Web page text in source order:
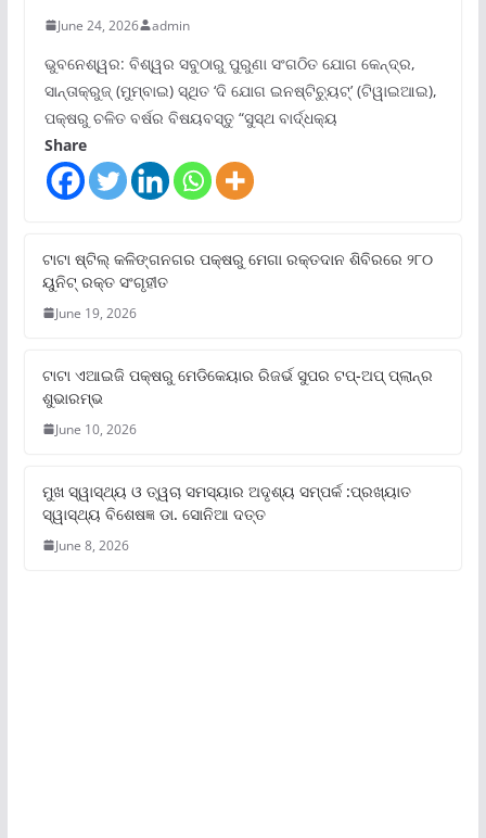
June 24, 2026 admin
ଭୁବନେଶ୍ୱର: ବିଶ୍ୱର ସବୁଠାରୁ ପୁରୁଣା ସଂଗଠିତ ଯୋଗ କେନ୍ଦ୍ର,
ସାନ୍ତାକ୍ରୁଜ୍ (ମୁମ୍ବାଇ) ସ୍ଥିତ ‘ଦି ଯୋଗ ଇନଷ୍ଟିଚ୍ୟୁଟ୍‌’ (ଟିୱାଇଆଇ),
ପକ୍ଷରୁ ଚଳିତ ବର୍ଷର ବିଷୟବସ୍ତୁ “ସୁସ୍ଥ ବାର୍ଦ୍ଧକ୍ୟ
Share
ଟାଟା ଷ୍ଟିଲ୍‌ କଳିଙ୍ଗନଗର ପକ୍ଷରୁ ମେଗା ରକ୍ତଦାନ ଶିବିରରେ ୨୮୦
ୟୁନିଟ୍‌ ରକ୍ତ ସଂଗୃହୀତ
June 19, 2026
ଟାଟା ଏଆଇଜି ପକ୍ଷରୁ ମେଡିକେୟାର ରିଜର୍ଭ ସୁପର ଟପ୍‌-ଅପ୍ ପ୍ଲାନ୍‌ର
ଶୁଭାରମ୍ଭ
June 10, 2026
ମୁଖ ସ୍ୱାସ୍ଥ୍ୟ ଓ ତ୍ୱଚା ସମସ୍ୟାର ଅଦୃଶ୍ୟ ସମ୍ପର୍କ :ପ୍ରଖ୍ୟାତ
ସ୍ୱାସ୍ଥ୍ୟ ବିଶେଷଜ୍ଞ ଡା. ସୋନିଆ ଦତ୍ତ
June 8, 2026